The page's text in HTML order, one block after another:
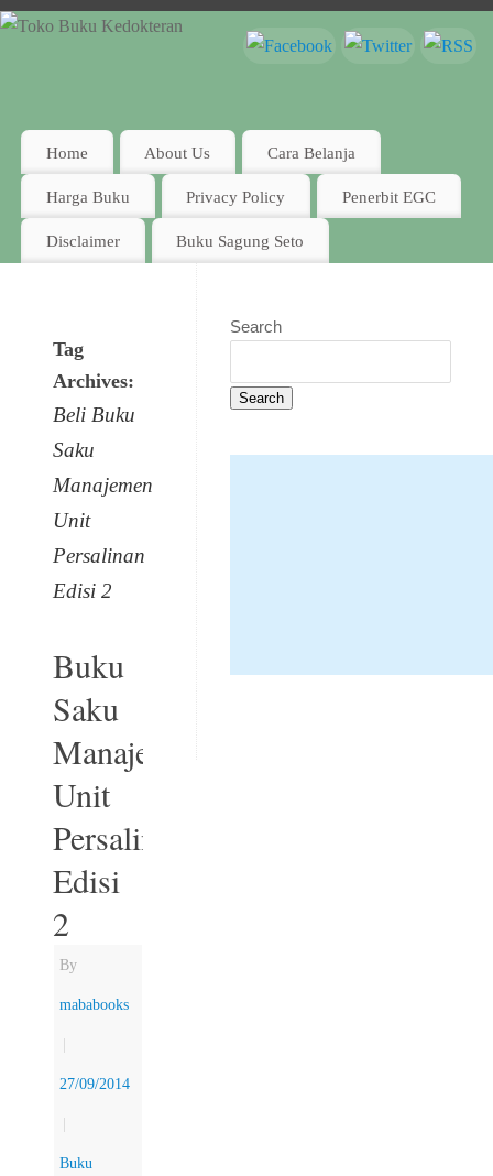
Home About Us Cara Belanja
Harga Buku Privacy Policy Penerbit EGC
Disclaimer Buku Sagung Seto
Tag
Archives:
Beli Buku
Saku
Manajemen
Unit
Persalinan
Edisi 2
Buku
Saku
Manajemen
Unit
Persalinan
Edisi
2
By
mababooks
|
27/09/2014
|
Buku
Search
Search